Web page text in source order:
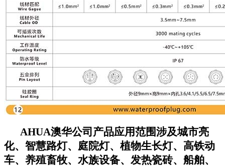
AHUA澳华公司 产品应用范围涉及城市亮
化、智慧路灯、庭院灯、植物生长灯、高铁动
车、养殖畜牧、水族设备、发热瓷砖、船舶、